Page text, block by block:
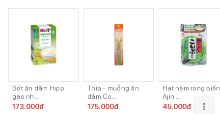
Bột ăn dặm Hipp
gạo nh...
173.000đ
Thìa - muỗng ăn
dặm Co...
175.000đ
Hạt nêm rong biển
Ajin...
45.000đ